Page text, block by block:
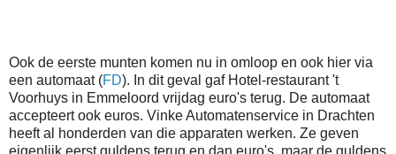
Ook de eerste munten komen nu in omloop en ook hier via
een automaat (FD). In dit geval gaf Hotel-restaurant 't
Voorhuys in Emmeloord vrijdag euro's terug. De automaat
accepteert ook euros. Vinke Automatenservice in Drachten
heeft al honderden van die apparaten werken. Ze geven
eigenlijk eerst guldens terug en dan euro's, maar de guldens